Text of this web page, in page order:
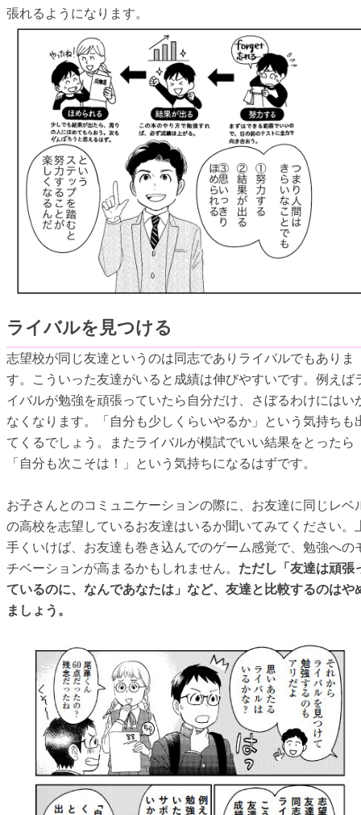
張れるようになります。
ライバルを見つける
志望校が同じ友達というのは同志でありライバルでもありま
す。こういった友達がいると成績は伸びやすいです。例えば
イバルが勉強を頑張っていたら自分だけ、さぼるわけにはい
なくなります。「自分も少しくらいやるか」という気持ちも
てくるでしょう。またライバルが模試でいい結果をとったら
「自分も次こそは！」という気持ちになるはずです。
お子さんとのコミュニケーションの際に、お友達に同じレベ
の高校を志望しているお友達はいるか聞いてみてください。
手くいけば、お友達も巻き込んでのゲーム感覚で、勉強への
チベーションが高まるかもしれません。 ただし「友達は頑張
ているのに、なんであなたは」など、友達と比較するのはや
ましょう。